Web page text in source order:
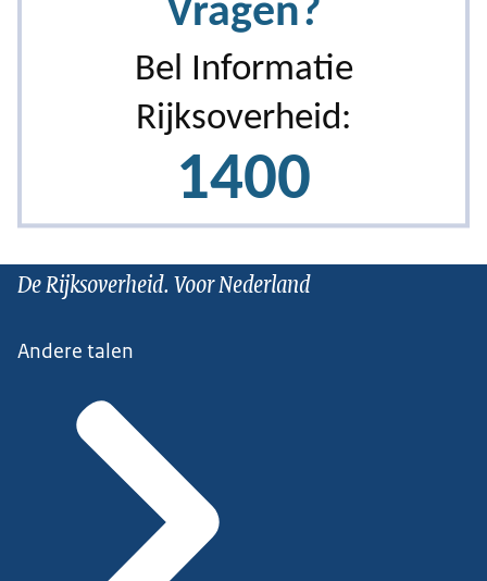
De Rijksoverheid. Voor Nederland
Andere talen